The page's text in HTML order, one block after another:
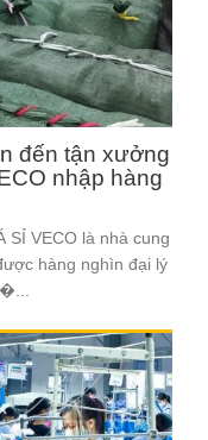
đến tận xưởng
nhập hàng
SỈ VECO là nhà cung
hàng nghìn đại lý